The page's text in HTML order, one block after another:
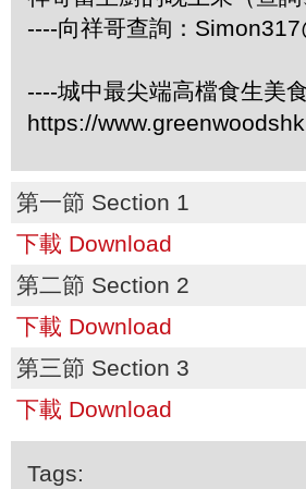
----向祥哥查詢：
----城中最尖端高檔食生美
https://
第一節 Section 1
下載 Download
第二節 Section 2
下載 Download
第三節 Section 3
下載 Download
Tags: